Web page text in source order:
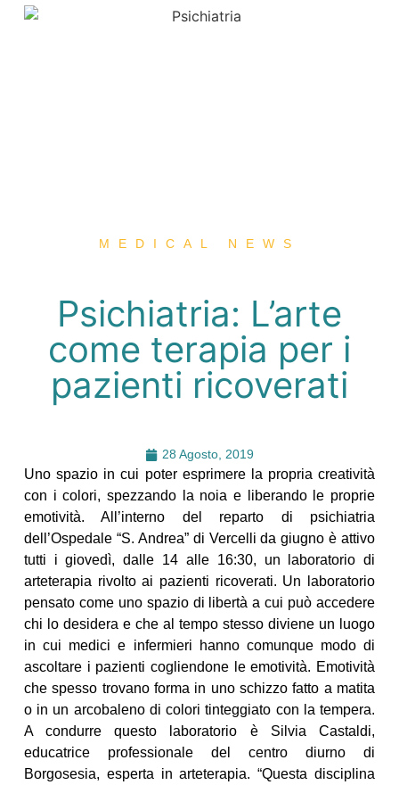
MEDICAL NEWS
Psichiatria: L’arte
come terapia per i
pazienti ricoverati
28 Agosto, 2019
Uno spazio in cui poter esprimere la propria creatività
con i colori, spezzando la noia e liberando le proprie
emotività. All’interno del reparto di psichiatria
dell’Ospedale “S. Andrea” di Vercelli da giugno è attivo
tutti i giovedì, dalle 14 alle 16:30, un laboratorio di
arteterapia rivolto ai pazienti ricoverati. Un laboratorio
pensato come uno spazio di libertà a cui può accedere
chi lo desidera e che al tempo stesso diviene un luogo
in cui medici e infermieri hanno comunque modo di
ascoltare i pazienti cogliendone le emotività. Emotività
che spesso trovano forma in uno schizzo fatto a matita
o in un arcobaleno di colori tinteggiato con la tempera.
A condurre questo laboratorio è Silvia Castaldi,
educatrice professionale del centro diurno di
Borgosesia, esperta in arteterapia. “Questa disciplina